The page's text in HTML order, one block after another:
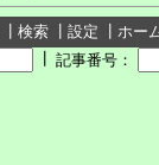
検索 設定
ホー
記事番号：